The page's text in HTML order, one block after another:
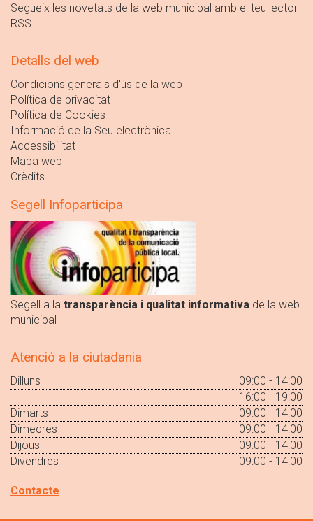
Segueix les novetats de la web municipal amb el teu lector
RSS
Detalls del web
Condicions generals d'ús de la web
Política de privacitat
Política de Cookies
Informació de la Seu electrònica
Accessibilitat
Mapa web
Crèdits
Segell Infoparticipa
Segell a la transparència i qualitat informativa de la web
municipal
Atenció a la ciutadania
Dilluns
09:00 - 14:00
16:00 - 19:00
Dimarts
09:00 - 14:00
Dimecres
09:00 - 14:00
Dijous
09:00 - 14:00
Divendres
09:00 - 14:00
Contacte